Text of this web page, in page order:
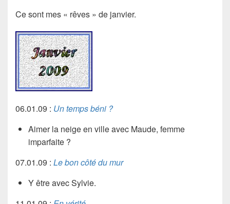
Ce sont mes « rêves » de janvier.
06.01.09 : Un temps béni ?
Aimer la neige en ville avec Maude, femme
imparfaite ?
07.01.09 : Le bon côté du mur
Y être avecSylvie.